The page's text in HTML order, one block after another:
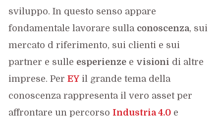
sviluppo. In questo senso appare
fondamentale lavorare sulla conoscenza, sui
mercato d riferimento, sui clienti e sui
partner e sulle esperienze e visioni di altre
imprese. PerEY il grande tema della
conoscenza rappresenta il vero asset per
affrontare un percorso Industria 4.0 e